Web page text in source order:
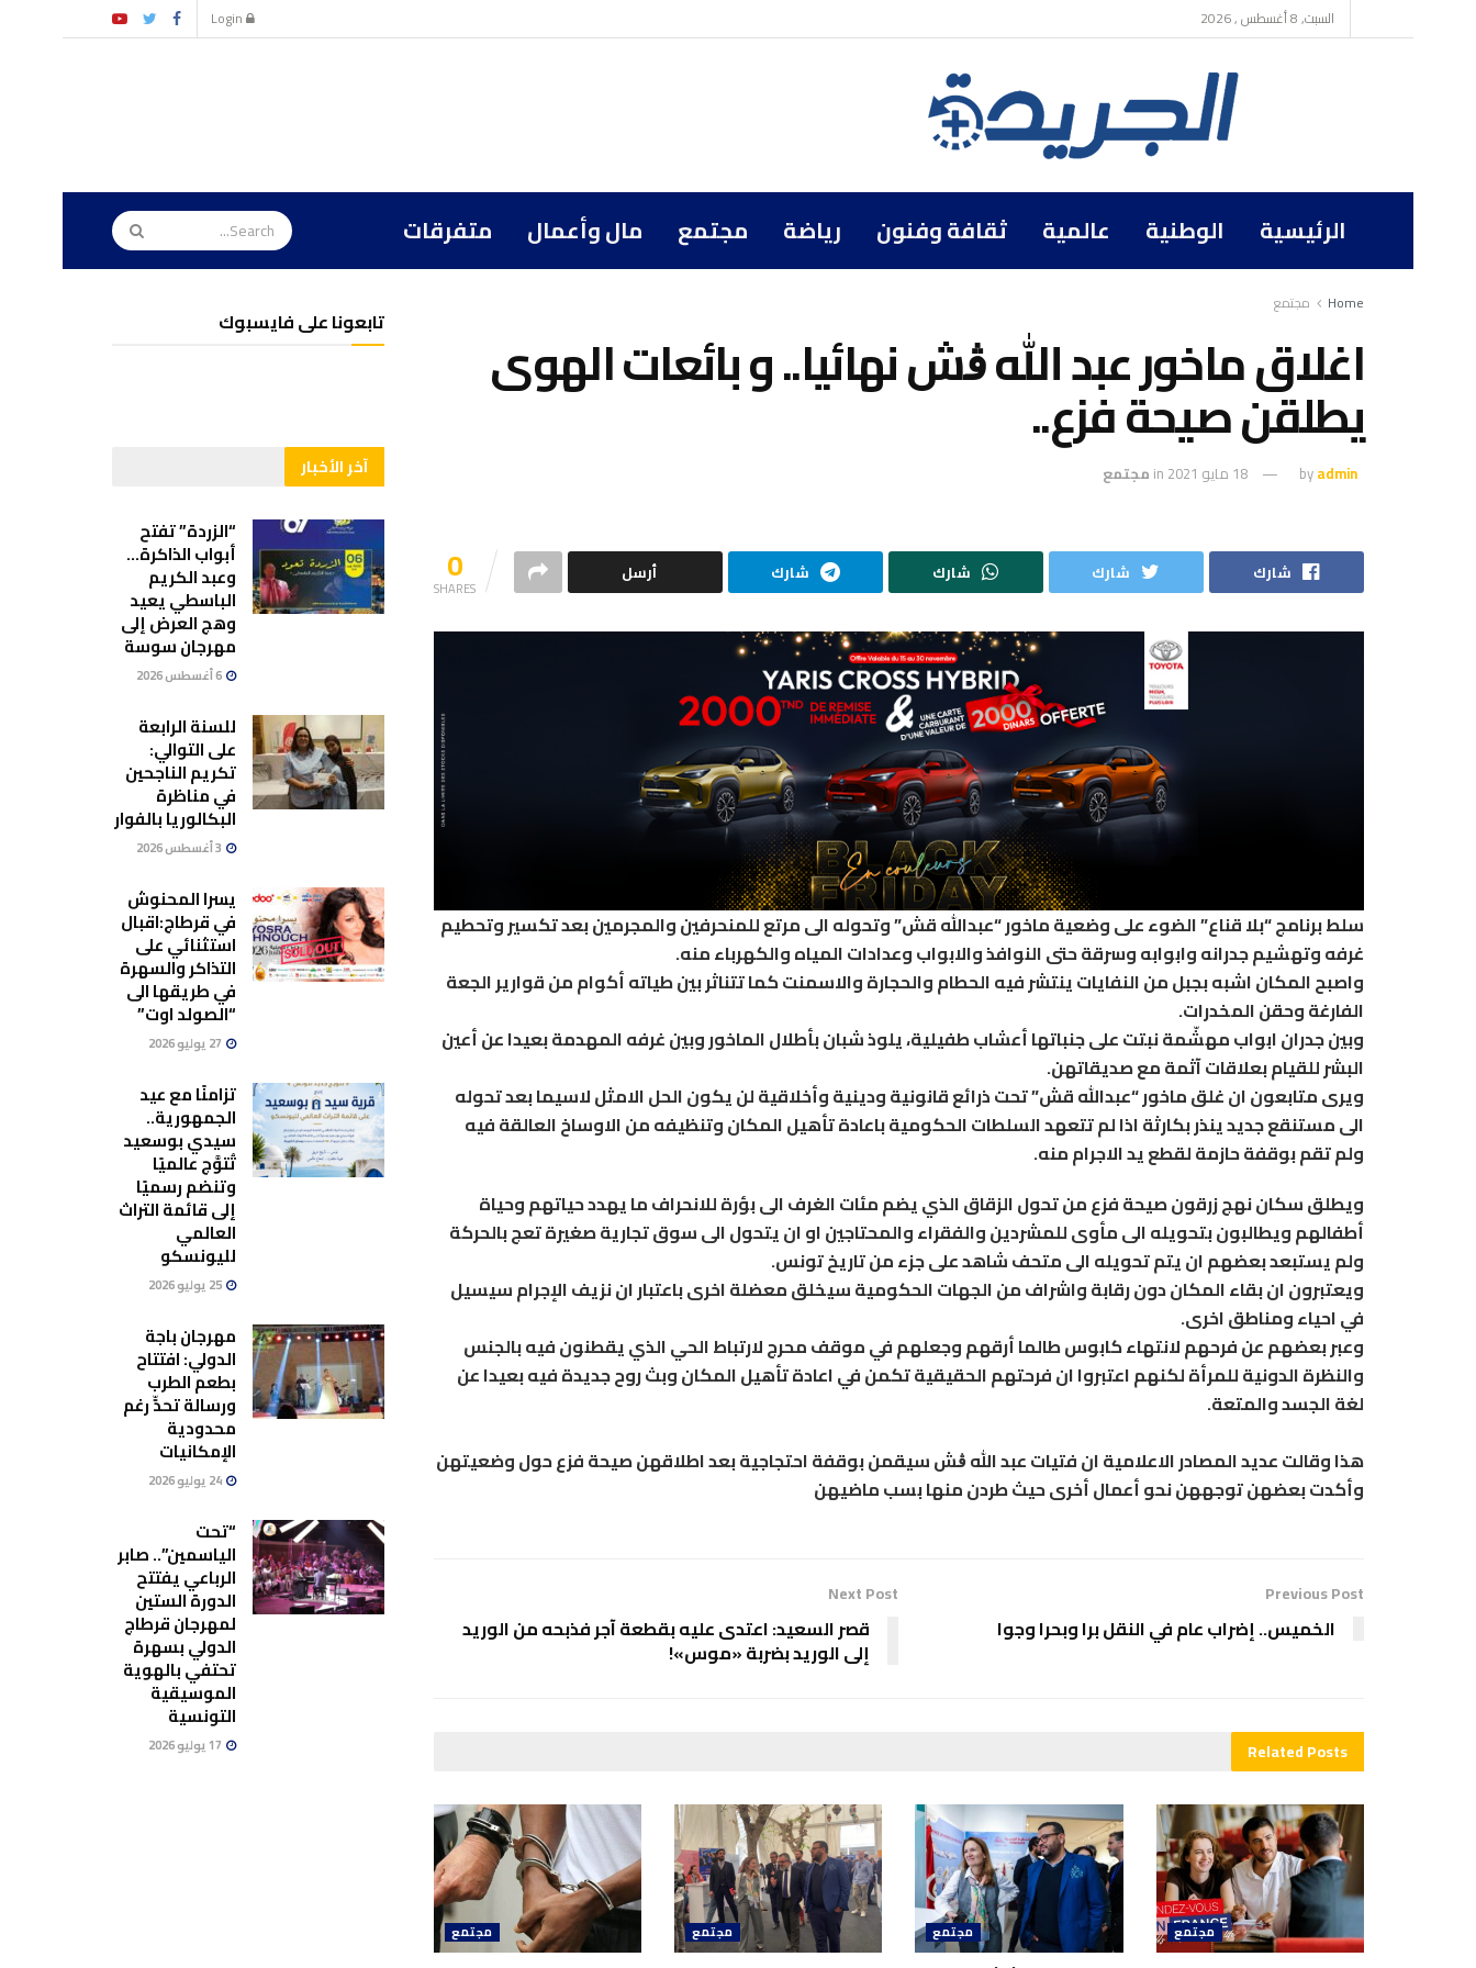
السبت, 8 أغسطس , 2026
الرئيسية الوطنية عالمية ثقافة وفنون رياضة مجتمع مال وأعمال متفرقات
Home مجتمع
اغلاق ماخور عبد الله ڨش نهائيا.. و بائعات الهوى
يطلقن صيحة فزع..
byadmin 18 مايو 2021 in مجتمع
0
SHARES
شارك شارك شارك شارك أرسل
سلط برنامج “بلا قناع” الضوء على وضعية ماخور “عبدالله قش” وتحوله الى مرتع للمنحرفين والمجرمين بعد تكسير وتحطيم
غرفه وتهشيم جدرانه وابوابه وسرقة حتى النوافذ والابواب وعدادات المياه والكهرباء منه.
واصبح المكان اشبه بجبل من النفايات ينتشر فيه الحطام والحجارة والاسمنت كما تتناثر بين طياته أكوام من قوارير الجعة
الفارغة وحقن المخدرات.
وبين جدران ابواب مهشّمة نبتت على جنباتها أعشاب طفيلية، يلوذ شبان بأطلال الماخور وبين غرفه المهدمة بعيدا عن أعين
البشر للقيام بعلاقات آثمة مع صديقاتهن.
ويرى متابعون ان غلق ماخور “عبدالله قش” تحت ذرائع قانونية ودينية وأخلاقية لن يكون الحل الامثل لاسيما بعد تحوله
الى مستنقع جديد ينذر بكارثة اذا لم تتعهد السلطات الحكومية باعادة تأهيل المكان وتنظيفه من الاوساخ العالقة فيه
ولم تقم بوقفة حازمة لقطع يد الاجرام منه.
ويطلق سكان نهج زرقون صيحة فزع من تحول الزقاق الذي يضم مئات الغرف الى بؤرة للانحراف ما يهدد حياتهم وحياة
أطفالهم ويطالبون بتحويله الى مأوى للمشردين والفقراء والمحتاجين او ان يتحول الى سوق تجارية صغيرة تعج بالحركة
ولم يستبعد بعضهم ان يتم تحويله الى متحف شاهد على جزء من تاريخ تونس.
ويعتبرون ان بقاء المكان دون رقابة واشراف من الجهات الحكومية سيخلق معضلة اخرى باعتبار ان نزيف الإجرام سيسيل
في احياء ومناطق اخرى.
وعبر بعضهم عن فرحهم لانتهاء كابوس طالما أرقهم وجعلهم في موقف محرج لارتباط الحي الذي يقطنون فيه بالجنس
والنظرة الدونية للمرأة لكنهم اعتبروا ان فرحتهم الحقيقية تكمن في اعادة تأهيل المكان وبث روح جديدة فيه بعيدا عن
لغة الجسد والمتعة.
هذا وقالت عديد المصادر الاعلامية ان فتيات عبد الله ڨش سيقمن بوقفة احتجاجية بعد اطلاقهن صيحة فزع حول وضعيتهن
وأكدت بعضهن توجههن نحو أعمال أخرى حيث طردن منها بسب ماضيهن
Previous Post
الخميس.. إضراب عام في النقل برا وبحرا وجوا
Next Post
قصر السعيد: اعتدى عليه بقطعة آجر فذبحه من الوريد
إلى الوريد بضربة «موس»!
RelatedPosts
مجتمع مجتمع مجتمع مجتمع
تابعونا على فايسبوك
آخر الأخبار
“الزردة” تفتح
أبواب الذاكرة…
وعبد الكريم
الباسطي يعيد
وهج العرض إلى
مهرجان سوسة
6 أغسطس 2026
للسنة الرابعة
على التوالي:
تكريم الناجحين
في مناظرة
البكالوريا بالفوار
يسرا المحنوش
في قرطاج:اقبال
استثنائي على
التذاكر والسهرة
في طريقها الى
“الصولد اوت”
تزامنًا مع عيد
الجمهورية..
سيدي بوسعيد
تُتوَّج عالميًا
وتنضم رسميًا
إلى قائمة التراث
العالمي
لليونسكو
25 يوليو 2026
مهرجان باجة
الدولي: افتتاح
بطعم الطرب
ورسالة تحدٍّ رغم
محدودية
الإمكانيات
24 يوليو 2026
“تحت
الياسمين”.. صابر
الرباعي يفتتح
الدورة الستين
لمهرجان قرطاج
الدولي بسهرة
تحتفي بالهوية
الموسيقية
التونسية